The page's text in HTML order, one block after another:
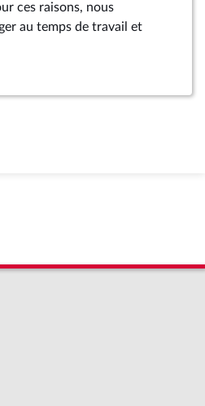
ces raisons, nous
au temps de travail et